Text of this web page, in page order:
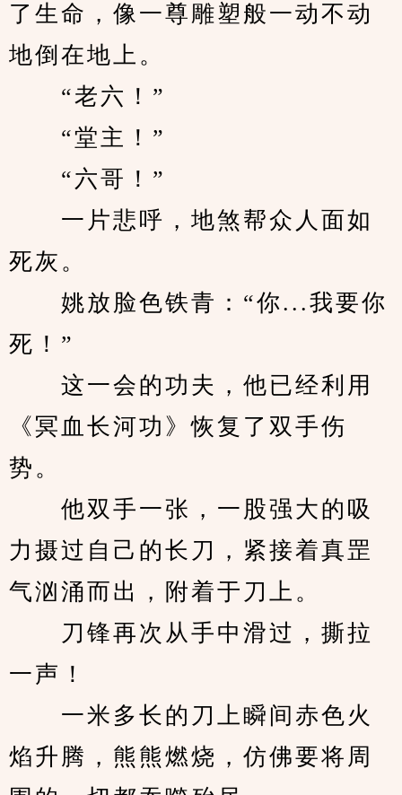
了生命，像一尊雕塑般一动不动
地倒在地上。
“老六！”
“堂主！”
“六哥！”
一片悲呼，地煞帮众人面如
死灰。
姚放脸色铁青：“你...我要你
死！”
这一会的功夫，他已经利用
《冥血长河功》恢复了双手伤
势。
他双手一张，一股强大的吸
力摄过自己的长刀，紧接着真罡
气汹涌而出，附着于刀上。
刀锋再次从手中滑过，撕拉
一声！
一米多长的刀上瞬间赤色火
焰升腾，熊熊燃烧，仿佛要将周